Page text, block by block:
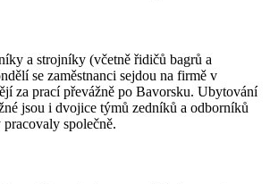
a strojníky (včetně řidičů bagrů a
se zaměstnanci sejdou na firmě v
za prací převážně po Bavorsku. Ubytování
jsou i dvojice týmů zedníků a odborníků
společně.